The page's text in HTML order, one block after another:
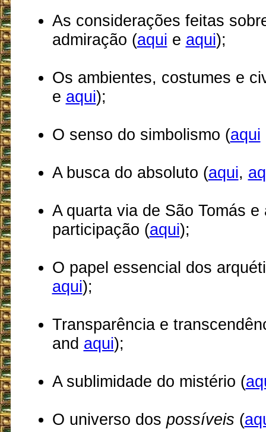
As considerações feitas
admiração (aqui e aqui);
Os ambientes, costumes e
e aqui);
O senso do simbolismo (aqui
A busca do absoluto (aqui,
A quarta via de São Tomás e
participação (aqui);
O papel essencial dos
aqui);
Transparência e
and aqui);
A sublimidade do mistério (
O universo dos possíveis (